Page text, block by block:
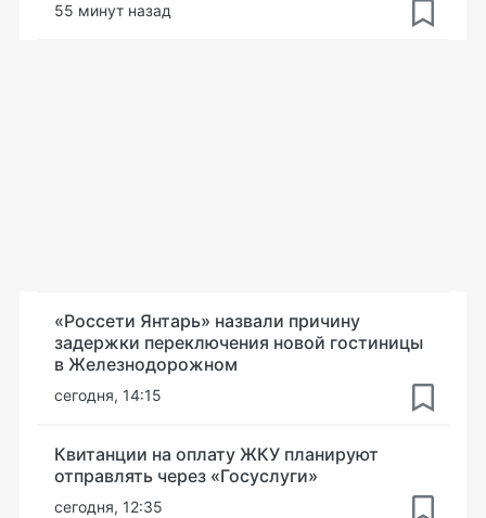
55 минут назад
«Россети Янтарь» назвали причину
задержки переключения новой гостиницы
в Железнодорожном
сегодня, 14:15
Квитанции на оплату ЖКУ планируют
отправлять через «Госуслуги»
сегодня, 12:35